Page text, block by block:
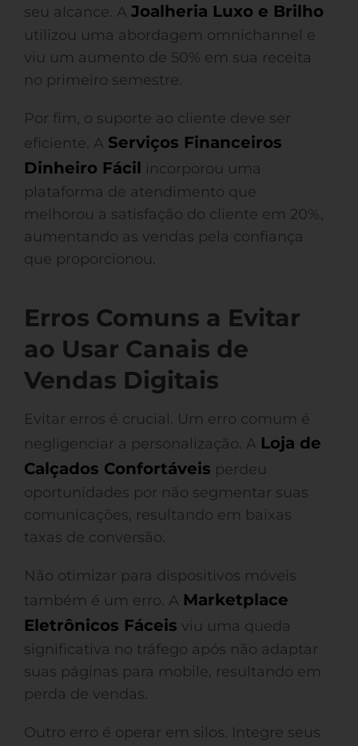
seu alcance. A Joalheria Luxo e Brilho
utilizou uma abordagem omnichannel e
viu um aumento de 50% em sua receita
no primeiro semestre.
Por fim, o suporte ao cliente deve ser
eficiente. A Serviços Financeiros
Dinheiro Fácil incorporou uma
plataforma de atendimento que
melhorou a satisfação do cliente em 20%,
aumentando as vendas pela confiança
que proporcionou.
Erros Comuns a Evitar
ao Usar Canais de
Vendas Digitais
Evitar erros é crucial. Um erro comum é
negligenciar a personalização. A Loja de
Calçados Confortáveis perdeu
oportunidades por não segmentar suas
comunicações, resultando em baixas
taxas de conversão.
Não otimizar para dispositivos móveis
também é um erro. A Marketplace
Eletrônicos Fáceis viu uma queda
significativa no tráfego após não adaptar
suas páginas para mobile, resultando em
perda de vendas.
Outro erro é operar em silos. Integre seus